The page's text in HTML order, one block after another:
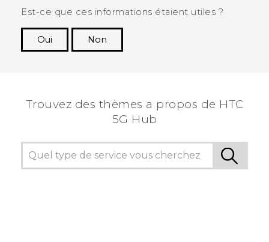
Est-ce que ces informations étaient utiles ?
Oui
Non
Trouvez des thèmes a propos de HTC
5G Hub